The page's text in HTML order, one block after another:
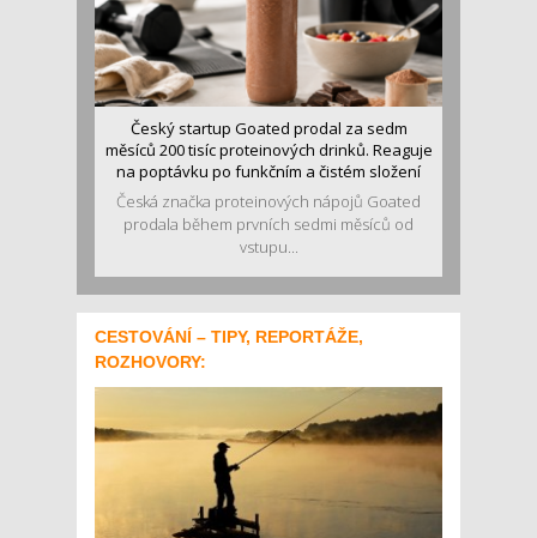
Český startup Goated prodal za sedm
měsíců 200 tisíc proteinových drinků. Reaguje
na poptávku po funkčním a čistém složení
Česká značka proteinových nápojů Goated
prodala během prvních sedmi měsíců od
vstupu...
CESTOVÁNÍ – TIPY, REPORTÁŽE,
ROZHOVORY: